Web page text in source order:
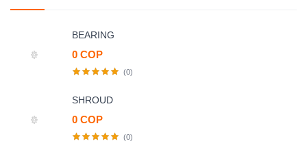
BEARING
0 COP
(0)
SHROUD
0 COP
(0)